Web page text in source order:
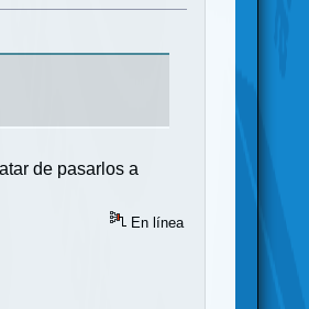
de pasarlos a
En línea